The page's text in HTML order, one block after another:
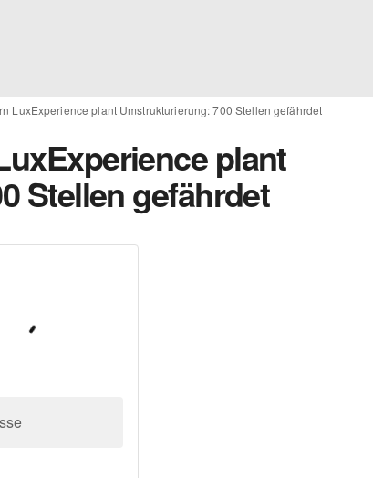
LuxExperience plant Umstrukturierung: 700 Stellen gefährdet
plant
Stellen gefährdet